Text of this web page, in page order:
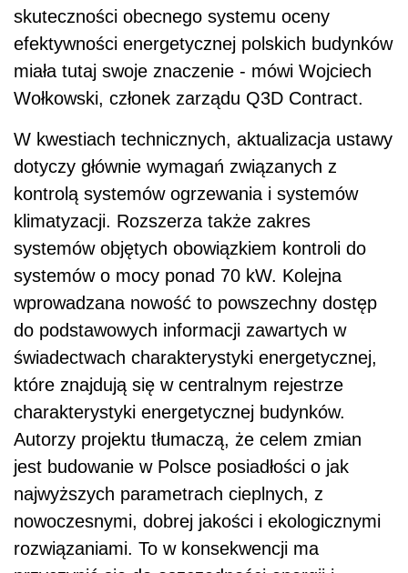
skuteczności obecnego systemu oceny
efektywności energetycznej polskich budynków
miała tutaj swoje znaczenie - mówi Wojciech
Wołkowski, członek zarządu Q3D Contract.
W kwestiach technicznych, aktualizacja ustawy
dotyczy głównie wymagań związanych z
kontrolą systemów ogrzewania i systemów
klimatyzacji. Rozszerza także zakres
systemów objętych obowiązkiem kontroli do
systemów o mocy ponad 70 kW. Kolejna
wprowadzana nowość to powszechny dostęp
do podstawowych informacji zawartych w
świadectwach charakterystyki energetycznej,
które znajdują się w centralnym rejestrze
charakterystyki energetycznej budynków.
Autorzy projektu tłumaczą, że celem zmian
jest budowanie w Polsce posiadłości o jak
najwyższych parametrach cieplnych, z
nowoczesnymi, dobrej jakości i ekologicznymi
rozwiązaniami. To w konsekwencji ma